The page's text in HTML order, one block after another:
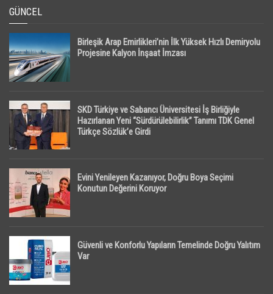
GÜNCEL
Birleşik Arap Emirlikleri’nin İlk Yüksek Hızlı Demiryolu
Projesine Kalyon İnşaat İmzası
SKD Türkiye ve Sabancı Üniversitesi İş Birliğiyle
Hazırlanan Yeni “Sürdürülebilirlik” Tanımı TDK Genel
Türkçe Sözlük’e Girdi
Evini Yenileyen Kazanıyor, Doğru Boya Seçimi
Konutun Değerini Koruyor
Güvenli ve Konforlu Yapıların Temelinde Doğru Yalıtım
Var